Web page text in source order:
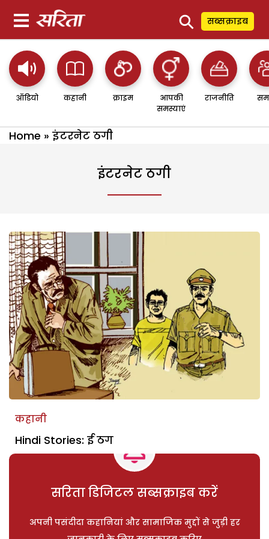
⚲ सब्सक्राइब
ऑडियो कहानी क्राइम
आपकी
समस्याएं
राजनीति
Home » इंटरनेट ठगी
इंटरनेट ठगी
कहानी
Hindi Stories: ई ठग
सरिता डिजिटल सब्सक्राइब करें
अपनी पसंदीदा कहानियां और सामाजिक मुद्दों से जुड़ी हर